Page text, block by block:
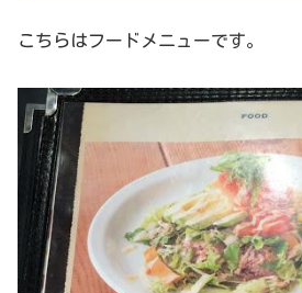
こちらはフードメニューです。